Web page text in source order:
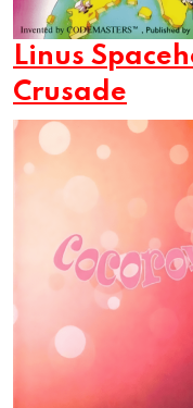
Linus
Crusade